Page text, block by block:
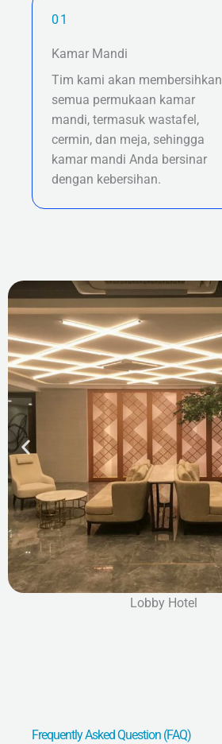
01
Kamar Mandi
Tim kami akan membersihkan
semua permukaan kamar
mandi, termasuk wastafel,
cermin, dan meja, sehingga
kamar mandi Anda bersinar
dengan kebersihan.
Frequently Asked Question (FAQ)